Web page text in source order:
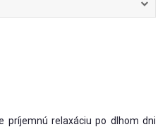
príjemnú relaxáciu po dlhom dni